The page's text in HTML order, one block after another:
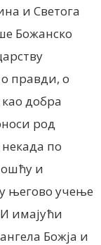
и Светога
Божанско
правди, о
добра
род
по
и
његово учење
имајући
Божја и